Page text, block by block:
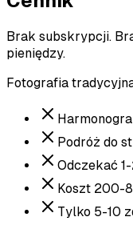
Brak subskrypcji.
pieniędzy.
Fotografia
Podróż do
Odczekać
Koszt 200-
Tylko 5-10